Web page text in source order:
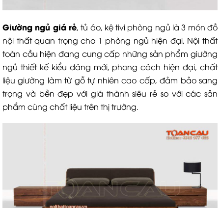
Giường ngủ giá rẻ, tủ áo, kệ tivi phòng ngủ là 3 món đồ
nội thất quan trọng cho 1 phòng ngủ hiện đại, Nội thất
toàn cầu hiện đang cung cấp những sản phẩm giường
ngủ thiết kế kiểu dáng mới, phong cách hiện đại, chất
liệu giường làm từ gỗ tự nhiên cao cấp, đảm bảo sang
trọng và bền đẹp với giá thành siêu rẻ so với các sản
phẩm cùng chất liệu trên thị trường.